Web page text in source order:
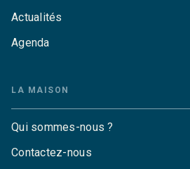
Actualités
Agenda
LA MAISON
Qui sommes-nous ?
Contactez-nous